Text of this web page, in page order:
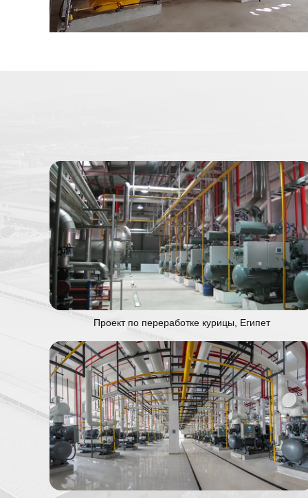
Проект по переработке курицы, Египет